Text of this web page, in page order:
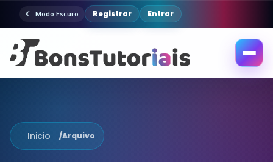
Modo Escuro Registrar Entrar
Abrir
Inicio /Arquivo